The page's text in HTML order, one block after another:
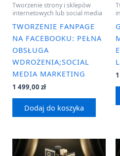
Tworzenie strony i sklepów
internetowych lub social media
TWORZENIE FANPAGE
NA FACEBOOKU: PEŁNA
OBSŁUGA
WDROŻENIA;SOCIAL
MEDIA MARKETING
1 499,00 zł
Dodaj do koszyka